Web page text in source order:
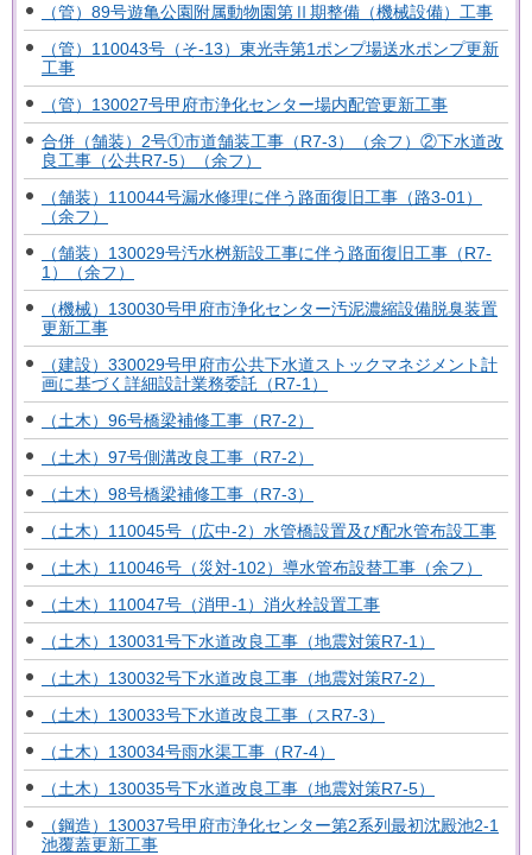
（管）89号遊亀公園附属動物園第Ⅱ期整備（機械設備）工事
（管）110043号（そ-13）東光寺第1ポンプ場送水ポンプ更新
工事
（管）130027号甲府市浄化センター場内配管更新工事
合併（舗装）2号①市道舗装工事（R7-3）（余フ）②下水道改
良工事（公共R7-5）（余フ）
（舗装）110044号漏水修理に伴う路面復旧工事（路3-01）
（余フ）
（舗装）130029号汚水桝新設工事に伴う路面復旧工事（R7-
1）（余フ）
（機械）130030号甲府市浄化センター汚泥濃縮設備脱臭装置
更新工事
（建設）330029号甲府市公共下水道ストックマネジメント計
画に基づく詳細設計業務委託（R7-1）
（土木）96号橋梁補修工事（R7-2）
（土木）97号側溝改良工事（R7-2）
（土木）98号橋梁補修工事（R7-3）
（土木）110045号（広中-2）水管橋設置及び配水管布設工事
（土木）110046号（災対-102）導水管布設替工事（余フ）
（土木）110047号（消甲-1）消火栓設置工事
（土木）130031号下水道改良工事（地震対策R7-1）
（土木）130032号下水道改良工事（地震対策R7-2）
（土木）130033号下水道改良工事（スR7-3）
（土木）130034号雨水渠工事（R7-4）
（土木）130035号下水道改良工事（地震対策R7-5）
（鋼造）130037号甲府市浄化センター第2系列最初沈殿池2-1
池覆蓋更新工事